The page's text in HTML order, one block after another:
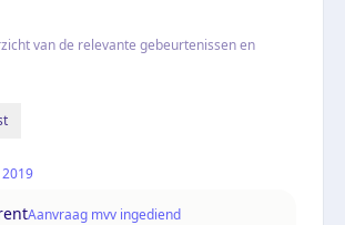
van de relevante gebeurtenissen en
Aanvraag mvv ingediend